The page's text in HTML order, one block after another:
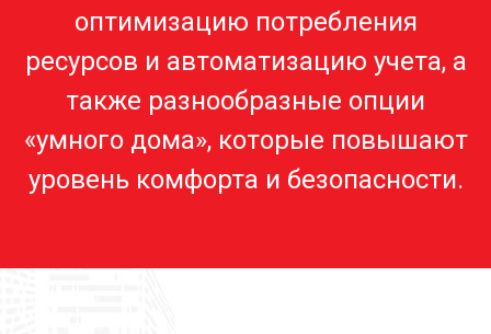
оптимизацию потребления
ресурсов и автоматизацию учета, а
также разнообразные опции
«умного дома», которые повышают
уровень комфорта и безопасности.